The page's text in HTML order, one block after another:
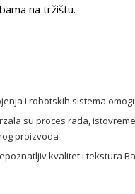
na tržištu.
i robotskih sistema
su proces rada,
proizvoda
kvalitet i tekstura